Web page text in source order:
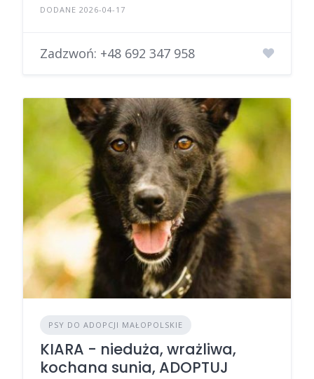
DODANE 2026-04-17
Zadzwoń: +48 692 347 958
PSY DO ADOPCJI MAŁOPOLSKIE
KIARA - nieduża, wrażliwa,
kochana sunia, ADOPTUJ